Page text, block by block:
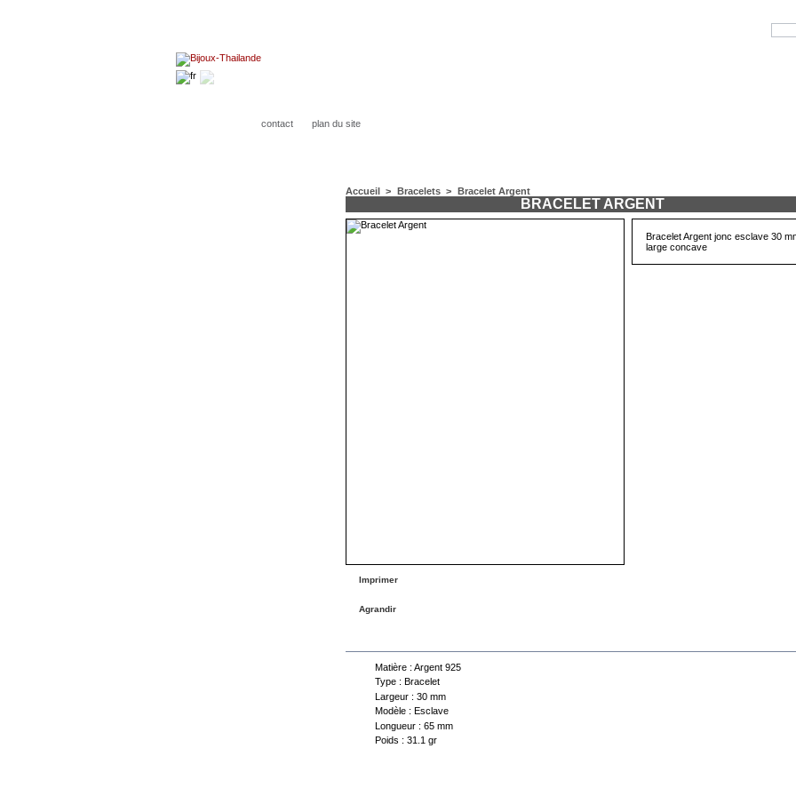
contact plan du site
Accueil > Bracelets > Bracelet Argent
BRACELET ARGENT
Imprimer
Agrandir
Bracelet Argent jonc esclave 30
large concave
Matière : Argent 925
Type : Bracelet
Largeur : 30 mm
Modèle : Esclave
Longueur : 65 mm
Poids : 31.1 gr